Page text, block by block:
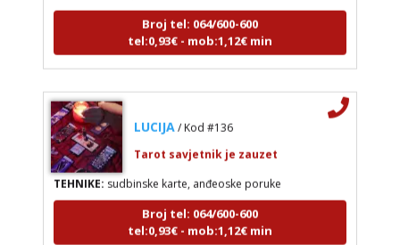
Broj tel: 064/600-600
tel:0,93€ - mob:1,12€ min
LUCIJA / Kod #136
Tarot savjetnik je zauzet
TEHNIKE:sudbinske karte, anđeoske poruke
Broj tel: 064/600-600
tel:0,93€ - mob:1,12€ min